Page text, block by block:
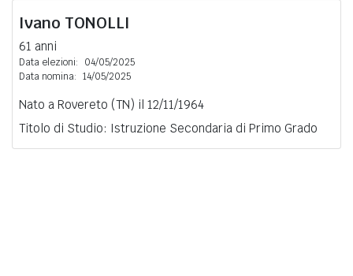
Ivano TONOLLI
61 anni
Data elezioni:
04/05/2025
Data nomina: 14/05/2025
Nato a Rovereto (TN) il 12/11/1964
Titolo di Studio: Istruzione Secondaria di Primo Grado